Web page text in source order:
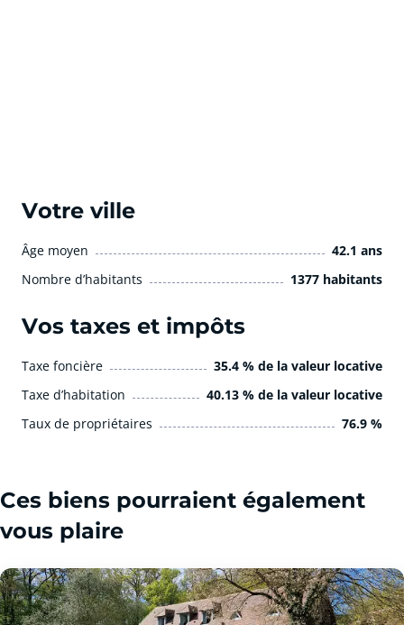
Votre ville
Âge moyen
42.1 ans
Nombre d’habitants
1377 habitants
Vos taxes et impôts
Taxe foncière
35.4 % de la valeur locative
Taxe d’habitation
40.13 % de la valeur locative
Taux de propriétaires
76.9 %
Ces biens pourraient également
vous plaire